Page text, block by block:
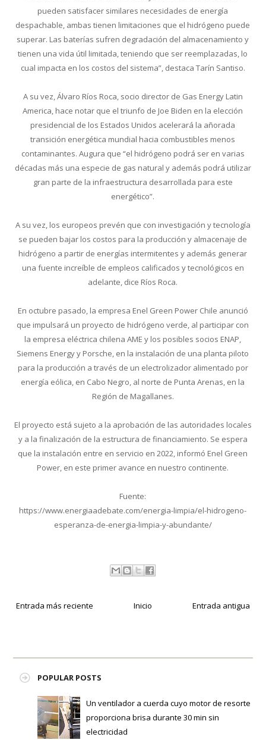
pueden satisfacer similares necesidades de energía
despachable, ambas tienen limitaciones que el hidrógeno puede
superar. Las baterías sufren degradación del almacenamiento y
tienen una vida útil limitada, teniendo que ser reemplazadas, lo
cual impacta en los costos del sistema”, destaca Tarín Santiso.
A su vez, Álvaro Ríos Roca, socio director de Gas Energy Latin
America, hace notar que el triunfo de Joe Biden en la elección
presidencial de los Estados Unidos acelerará la añorada
transición energética mundial hacia combustibles menos
contaminantes. Augura que “el hidrógeno podrá ser en varias
décadas más una especie de gas natural y además podrá utilizar
gran parte de la infraestructura desarrollada para este
energético”.
A su vez, los europeos prevén que con investigación y tecnología
se pueden bajar los costos para la producción y almacenaje de
hidrógeno a partir de energías intermitentes y además generar
una fuente increíble de empleos calificados y tecnológicos en
adelante, dice Ríos Roca.
En octubre pasado, la empresa Enel Green Power Chile anunció
que impulsará un proyecto de hidrógeno verde, al participar con
la empresa eléctrica chilena AME y los posibles socios ENAP,
Siemens Energy y Porsche, en la instalación de una planta piloto
para la producción a través de un electrolizador alimentado por
energía eólica, en Cabo Negro, al norte de Punta Arenas, en la
Región de Magallanes.
El proyecto está sujeto a la aprobación de las autoridades locales
y a la finalización de la estructura de financiamiento. Se espera
que la instalación entre en servicio en 2022, informó Enel Green
Power, en este primer avance en nuestro continente.
Fuente:
https://www.energiaadebate.com/energia-limpia/el-hidrogeno-
esperanza-de-energia-limpia-y-abundante/
Entrada más reciente Entrada antigua
Inicio
POPULAR POSTS
Un ventilador a cuerda cuyo motor de resorte
proporciona brisa durante 30 min sin
electricidad